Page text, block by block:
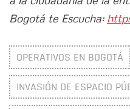
Bogotá te Escucha:
OPERATIVOS EN BOGOTÁ
INVASIÓN DE ESPACIO